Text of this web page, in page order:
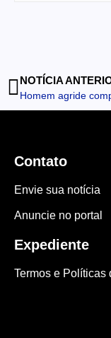
NOTÍCIA
Contato
Envie sua notícia
Anuncie no portal
Expediente
Termos e Políticas